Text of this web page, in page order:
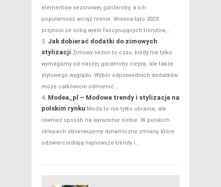
elementów sezonowej garderoby, a ich
popularność wciąż rośnie. Wiosna-lato 2023
przynosi ze sobą wiele fascynujących trendów,...
Jak dobierać dodatki do zimowych
stylizacji Zimowy sezon to czas, kiedy nie tylko
wymagamy od naszej garderoby ciepła, ale także
stylowego wyglądu. Wybór odpowiednich dodatków
może całkowicie odmienić...
Modea_pl – Modowe trendy i stylizacje na
polskim rynku Moda to nie tylko ubrania, ale
również sposób na wyrażenie siebie. W polskich
sklepach obserwujemy dynamiczne zmiany, które
odzwierciedlają najnowsze trendy i...